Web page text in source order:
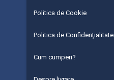
Politica de Cookie
Politica de Confidențialitate
Cum cumperi?